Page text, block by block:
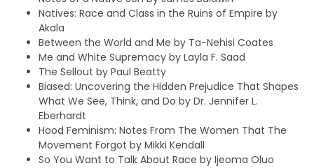
Natives: Race and Class in the Ruins of Empire by
Akala
Between the World and Me by Ta-Nehisi Coates
Me and White Supremacy by Layla F. Saad
The Sellout by Paul Beatty
Biased: Uncovering the Hidden Prejudice That Shapes
What We See, Think, and Do by Dr. Jennifer L.
Eberhardt
Hood Feminism: Notes From The Women That The
Movement Forgot by Mikki Kendall
So You Want to Talk About Race by Ijeoma Oluo